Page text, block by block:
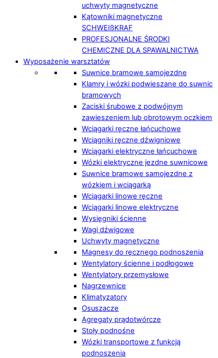
uchwyty magnetyczne
Kątowniki magnetyczne
SCHWEIßKRAF
PROFESJONALNE ŚRODKI
CHEMICZNE DLA SPAWALNICTWA
Wyposażenie warsztatów
Suwnice bramowe samojezdne
Klamry i wózki podwieszane do suwnic
bramowych
Zaciski śrubowe z podwójnym
zawieszeniem lub obrotowym oczkiem
Wciągarki ręczne łańcuchowe
Wciągniki ręczne dźwigniowe
Wciągarki elektryczne łańcuchowe
Wózki elektryczne jezdne suwnicowe
Suwnice bramowe samojezdne z
wózkiem i wciągarką
Wciągarki linowe ręczne
Wciągarki linowe elektryczne
Wysięgniki ścienne
Wagi dźwigowe
Uchwyty magnetyczne
Magnesy do ręcznego podnoszenia
Wentylatory ścienne i podłogowe
Wentylatory przemysłowe
Nagrzewnice
Klimatyzatory
Osuszacze
Agregaty prądotwórcze
Stoły podnośne
Wózki transportowe z funkcją
podnoszenia